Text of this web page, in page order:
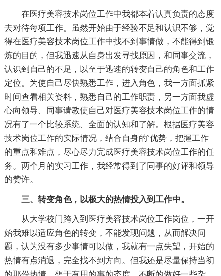
在医疗美容技术岗位工作中我都本着认真负责的态度
去对待每项工作。虽然开始由于经验不足和认识不够，觉
得在医疗美容技术岗位工作中找不到事情做，不能得到锻
炼的目的，但我迅速从自身出发寻找原因，和同事交流，
认识到自己的不足，以至于迅速的转变自己的角色和工作
定位。为使自己尽快熟悉工作，进入角色，我一方面抓紧
时间查看相关资料，熟悉自己的工作职责，另一方面我虚
心向领导、同事请教使自己对医疗美容技术岗位工作的情
况有了一个比较系统、全面的认知和了解。根据医疗美容
技术岗位工作的实际情况，结合自身的`优势，把握工作
的重点和难点，尽心尽力完成医疗美容技术岗位工作的任
务。两个月的实习工作，我经常得到了同事的好评和领导
的赞许。
三、转变角色，以极大的热情投入到工作中。
从大学校门跨入到医疗美容技术岗位工作岗位，一开
始我难以适应角色的转变，不能发现问题，从而解决问
题，认为没有多少事情可以做，我就有一点失望，开始的
热情有点消退，完全找不到方向。但我还是尽量保持当初